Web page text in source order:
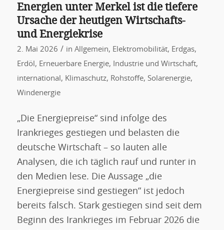
Energien unter Merkel ist die tiefere
Ursache der heutigen Wirtschafts-
und Energiekrise
2. Mai 2026 / in Allgemein, Elektromobilität, Erdgas,
Erdöl , Erneuerbare Energie, Industrie und Wirtschaft,
international , Klimaschutz, Rohstoffe, Solarenergie,
Windenergie
„Die Energiepreise“ sind infolge des
Irankrieges gestiegen und belasten die
deutsche Wirtschaft – so lauten alle
Analysen, die ich täglich rauf und runter in
den Medien lese. Die Aussage „die
Energiepreise sind gestiegen“ ist jedoch
bereits falsch. Stark gestiegen sind seit dem
Beginn des Irankrieges im Februar 2026 die